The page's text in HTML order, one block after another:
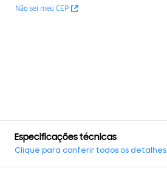
Não sei meu CEP
Especificações técnicas
Clique para conferir todos os detalhes